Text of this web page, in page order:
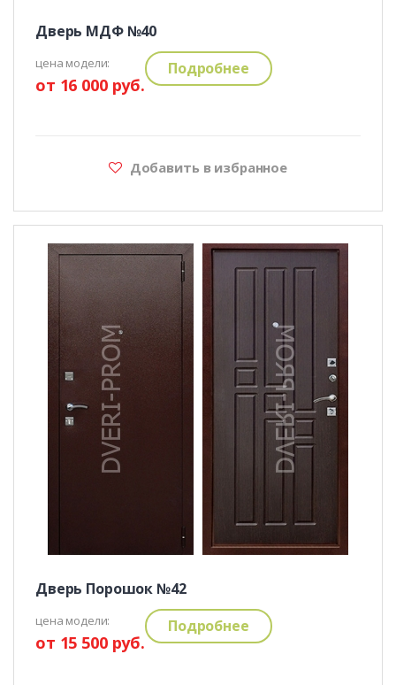
Дверь МДФ №40
цена модели:
от 16 000 руб.
Подробнее
Добавить в избранное
Дверь Порошок №42
цена модели:
от 15 500 руб.
Подробнее